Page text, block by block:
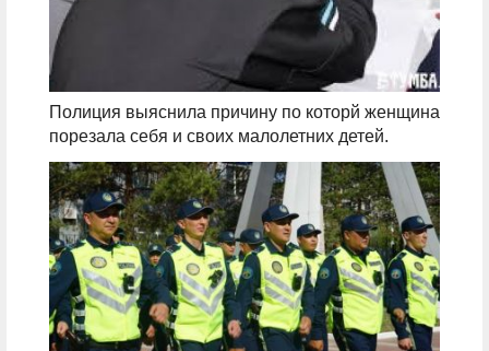
Полиция выяснила причину по которй женщина
порезала себя и своих малолетних детей.